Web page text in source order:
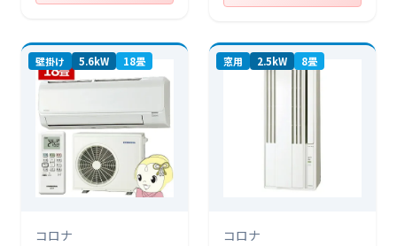
壁掛け 5.6kW 18畳
コロナ
窓用 2.5kW 8畳
コロナ